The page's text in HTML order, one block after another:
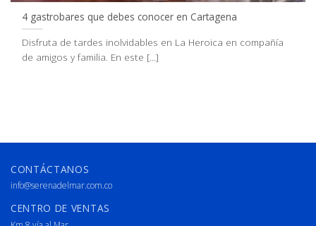
4 gastrobares que debes conocer en Cartagena
Disfruta de tardes inolvidables en La Heroica en compañía
de amigos y familia. En este [...]
CONTÁCTANOS
info@serenadelmar.com.co
CENTRO DE VENTAS